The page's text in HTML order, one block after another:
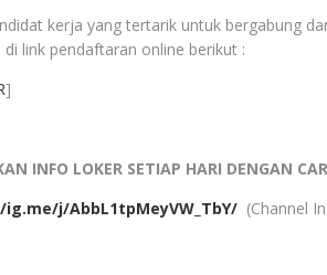
kerja yang tertarik untuk bergabung
di link pendaftaran online berikut :
]
INFO LOKER SETIAP HARI DENGAN
j/AbbL1tpMeyVW_TbY/ (Channel